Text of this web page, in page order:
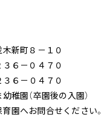
木新町８－１０
３６－０４７０
３６－０４７０
幼稚園（卒園後の入園）
園へお問合せください。